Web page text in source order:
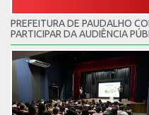
PREFEITURA DE PAUDALHO
PARTICIPAR DA AUDIÊNCIA